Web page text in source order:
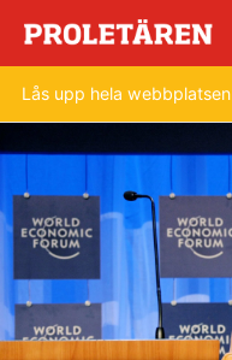
Lås upp hela webbplatsen